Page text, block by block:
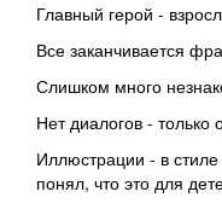
Главный герой -
Все заканчивается
Слишком много
Нет диалогов - только
Иллюстрации - в
понял, что это для